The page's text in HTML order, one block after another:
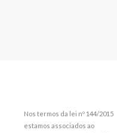
Nos termos da lei nº 144/2015
estamos associados ao